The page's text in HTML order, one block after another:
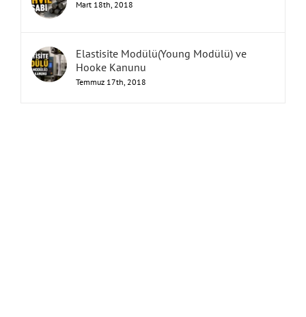
Mart 18th, 2018
Elastisite Modülü(Young Modülü) ve
Hooke Kanunu
Temmuz 17th, 2018